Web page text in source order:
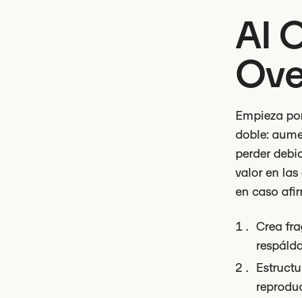
AI
Empieza
doble:
perder
valor en las
en caso
Crea